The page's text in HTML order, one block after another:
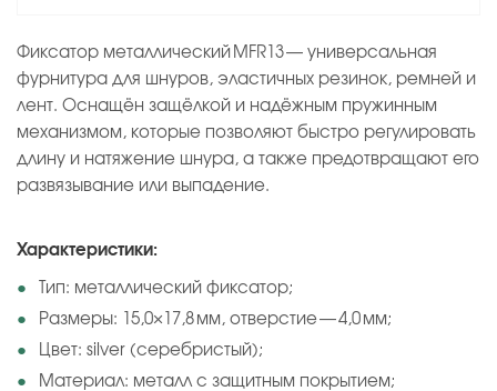
Фиксатор металлический MFR13 — универсальная
фурнитура для шнуров, эластичных резинок, ремней и
лент. Оснащён защёлкой и надёжным пружинным
механизмом, которые позволяют быстро регулировать
длину и натяжение шнура, а также предотвращают его
развязывание или выпадение.
Характеристики:
Тип: металлический фиксатор;
Размеры: 15,0×17,8 мм, отверстие — 4,0 мм;
Цвет: silver (серебристый);
Материал: металл с защитным покрытием;